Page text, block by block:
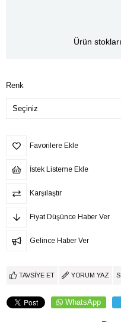
Ürün
Renk
Favorilere Ekle
İstek Listeme Ekle
Karşılaştır
Fiyat Düşünce Haber Ver
Gelince Haber Ver
TAVSIYE ET YORUM YAZ
WhatsApp